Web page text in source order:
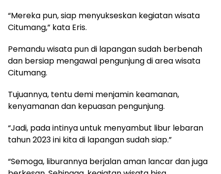
“Mereka pun, siap menyukseskan kegiatan wisata
Citumang,” kata Eris.
Pemandu wisata pun di lapangan sudah berbenah
dan bersiap mengawal pengunjung di area wisata
Citumang.
Tujuannya, tentu demi menjamin keamanan,
kenyamanan dan kepuasan pengunjung.
“Jadi, pada intinya untuk menyambut libur lebaran
tahun 2023 ini kita di lapangan sudah siap.”
“Semoga, liburannya berjalan aman lancar dan juga